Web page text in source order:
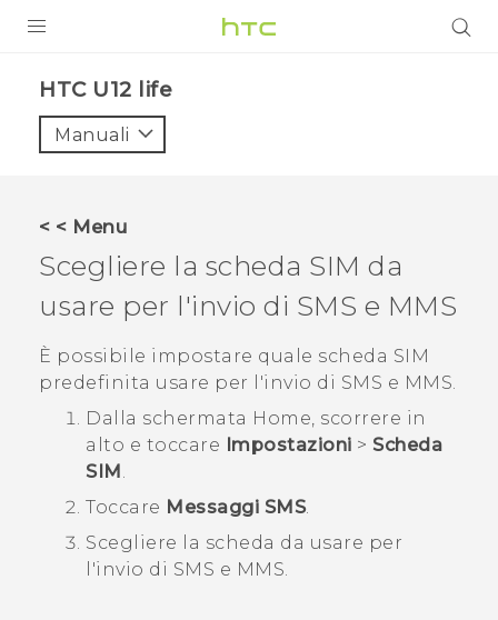
VIVE
VIVERSE
ASSISTENZA
Accessori e dispositivi HTC
Accesso
HTC U12 life‎
Manuali
< < Menu
Scegliere la scheda SIM da
usare per l'invio di SMS e MMS
È possibile impostare quale scheda SIM
predefinita usare per l'invio di SMS e MMS.
Dalla schermata Home, scorrere in
alto e toccare
Impostazioni > Scheda
SIM .
Toccare Messaggi SMS.
Scegliere la scheda da usare per
l'invio di SMS e MMS.